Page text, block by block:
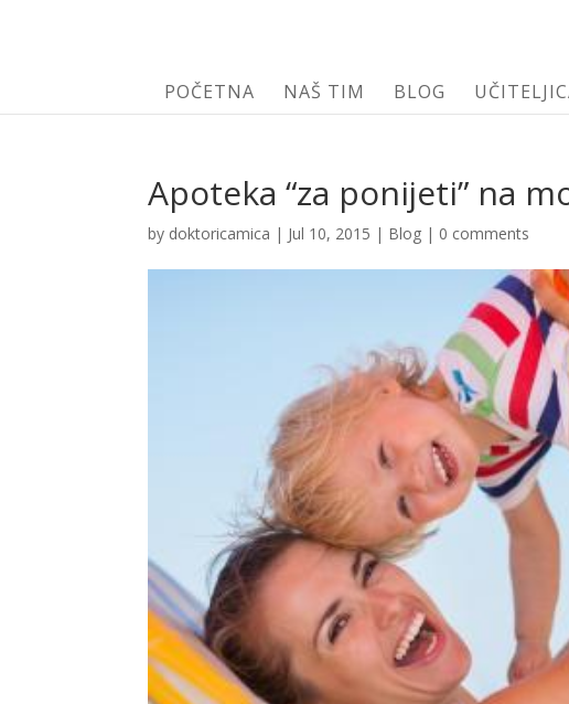
POČETNA NAŠ TIM BLOG
Apoteka “za ponijeti” na
by doktoricamica | Jul 10, 2015 | Blog | 0 comments